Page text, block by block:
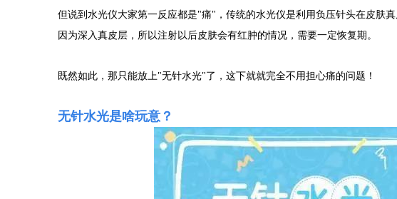
但说到水光仪大家第一反应都是"痛"，传统的水光仪是利用负压针头在皮肤
因为深入真皮层，所以注射以后皮肤会有红肿的情况，需要一定恢复期。
既然如此，那只能放上"无针水光"了，这下就就完全不用担心痛的问题！
无针水光是啥玩意？